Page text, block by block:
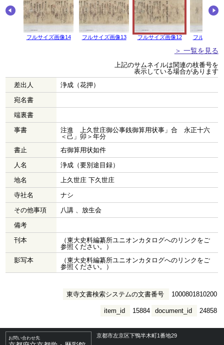
フルサイズ画像14 フルサイズ画像13 フルサイズ画像12 フルサイズ
＞ 一覧を見る
上記のサムネイルは関連の枝番号を
表示している場合があります
差出人
浄成（花押）
宛名書
端裏書
事書
注進 上久世庄御公事銭御算用状事」合 永正十六
＜己」卯＞年分
書止
右御算用状如件
人名
浄成（要別途目録）
地名
上久世庄 下久世庄
寺社名
ナシ
その他事項
八講 、放生会
備考
刊本
（東大史料編纂所ユニオンカタログへのリンクをご
参照ください。）
影写本
（東大史料編纂所ユニオンカタログへのリンクをご
参照ください。）
東寺文書検索システムの文書番号 1000801810200
document_id 24858
item_id 15884
お問い合わせ先 京都市左京区下鴨半木町1番地29